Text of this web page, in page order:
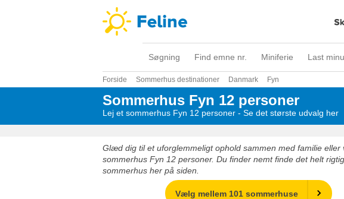
Søgning Find emne nr. Miniferie Last
Forside Sommerhus destinationer Danmark Fyn
Sommerhus Fyn 12 personer
Lej et sommerhus Fyn 12 personer - Se det største udvalg her
Glæd dig til et uforglemmeligt ophold sammen med familie eller
sommerhus Fyn 12 personer. Du finder nemt finde det helt
sommerhus her på siden.
Vælg mellem 101 sommerhuse